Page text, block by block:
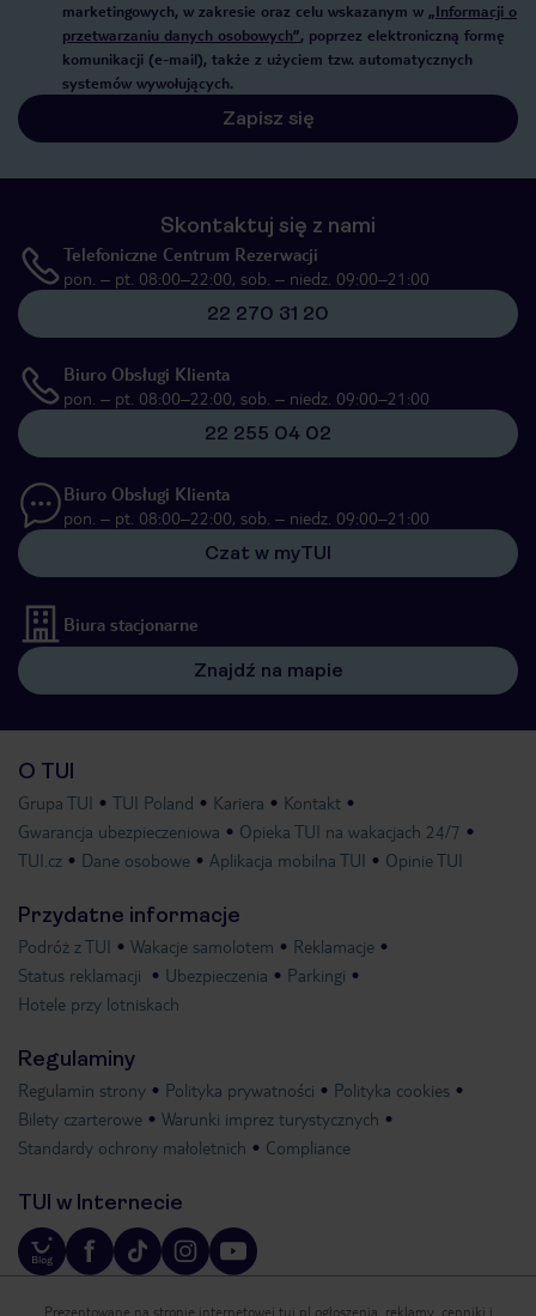
marketingowych, w zakresie oraz celu wskazanym w „Informacji o
przetwarzaniu danych osobowych”, poprzez elektroniczną formę
komunikacji (e-mail), także z użyciem tzw. automatycznych
systemów wywołujących.
Zapisz się
Skontaktuj się z nami
Telefoniczne Centrum Rezerwacji
pon. – pt. 08:00–22:00, sob. – niedz. 09:00–21:00
22 270 31 20
Biuro Obsługi Klienta
pon. – pt. 08:00–22:00, sob. – niedz. 09:00–21:00
22 255 04 02
Biuro Obsługi Klienta
pon. – pt. 08:00–22:00, sob. – niedz. 09:00–21:00
Czat w myTUI
Biura stacjonarne
Znajdź na mapie
O TUI
Grupa TUI TUI Poland Kariera
Kontakt
Gwarancja ubezpieczeniowa
Opieka TUI na wakacjach 24/7
TUI.cz
Dane osobowe Aplikacja mobilna TUI Opinie TUI
Przydatne informacje
Podróż z TUI Wakacje samolotem
Reklamacje
Status reklamacji
Ubezpieczenia
Parkingi
Hotele przy lotniskach
Regulaminy
Regulamin strony Polityka prywatności
Polityka cookies
Bilety czarterowe
Warunki imprez turystycznych
Standardy ochrony małoletnich
Compliance
TUI w Internecie
Prezentowane na stronie internetowej tui.pl ogłoszenia, reklamy, cenniki i